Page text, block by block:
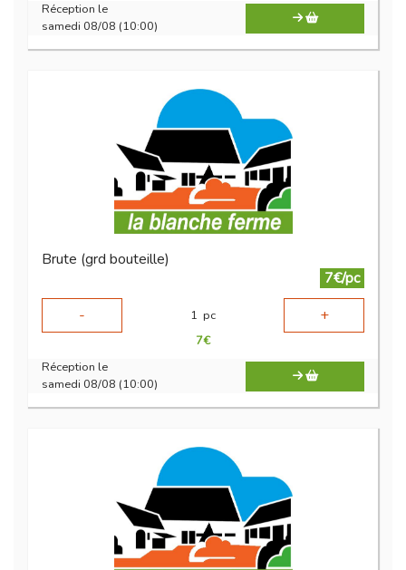
Réception le
samedi 08/08 (10:00)
Brute (grd bouteille)
7€/pc
-
1 pc +
7€
Réception le
samedi 08/08 (10:00)